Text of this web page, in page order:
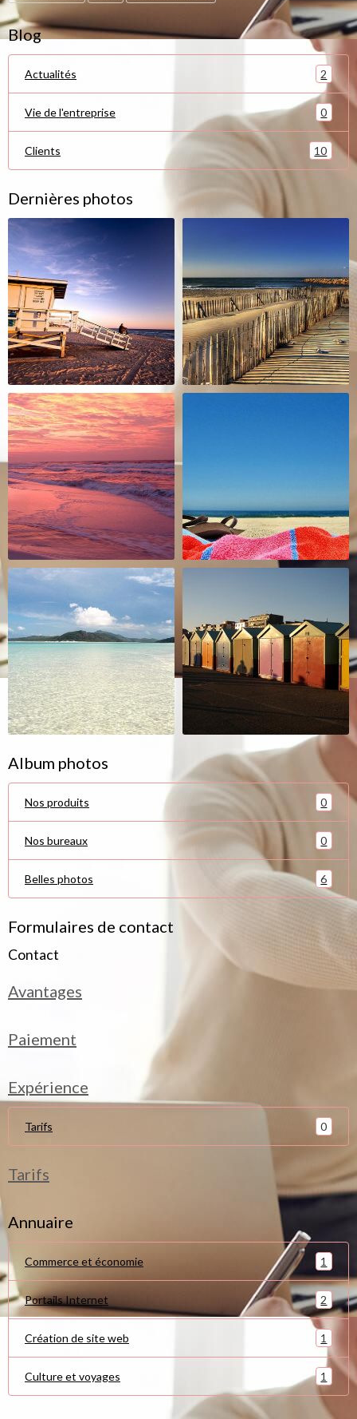
Blog
Actualités 2
Vie de l'entreprise 0
Clients 10
Dernières photos
Album photos
Nos produits 0
Nos bureaux 0
Belles photos 6
Formulaires de contact
Contact
Avantages
Paiement
Expérience
Tarifs 0
Tarifs
Annuaire
Commerce et économie 1
Portails Internet 2
Création de site web 1
Culture et voyages 1